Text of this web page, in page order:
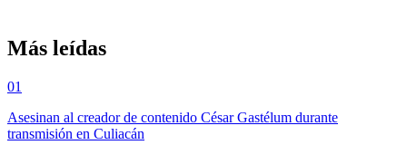
Más leídas
01
Asesinan al creador de contenido César Gastélum durante
transmisión en Culiacán